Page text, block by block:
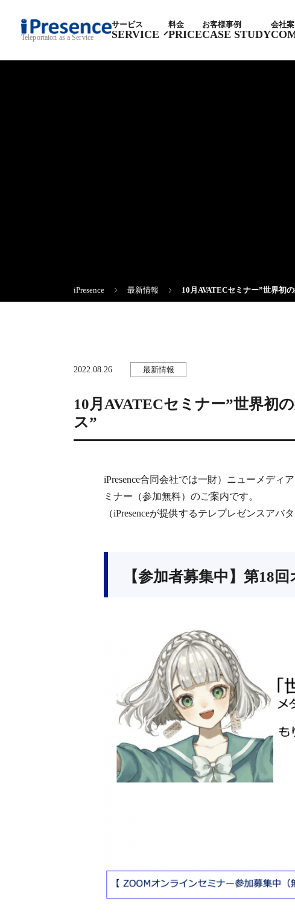
Teleportaion as a Service
サービス
SERVICE
料金
PRICE
お客様事例
CASE STUDY
会社
iPresence 最新情報 10月AVATECセミナー”世界初
2022.08.26 最新情報
10月AVATECセミナー”世界初
ス”
iPresence合同会社では一財）ニューメディ
ミナー（参加無料）のご案内です。
（iPresenceが提供するテレプレゼンスアバ
【参加者募集中】第18